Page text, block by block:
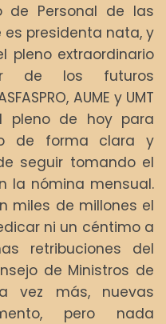
de Personal de las
es presidenta nata, y
pleno extraordinario
de los futuros
AUME y UMT
pleno de hoy para
de forma clara y
seguir tomando el
la nómina mensual.
miles de millones el
ni un céntimo a
retribuciones del
de Ministros de
vez más, nuevas
pero nada